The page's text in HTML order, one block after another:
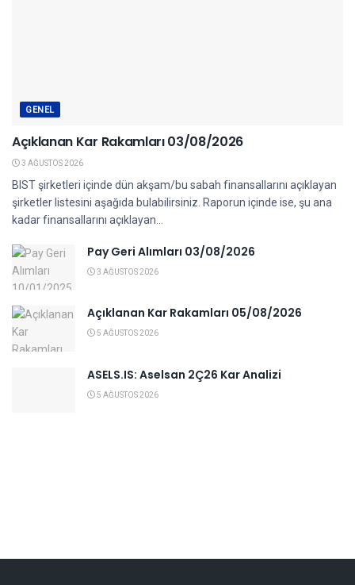
GENEL
Açıklanan Kar Rakamları 03/08/2026
3 AĞUSTOS 2026
BIST şirketleri içinde dün akşam/bu sabah finansallarını açıklayan
şirketler listesini aşağıda bulabilirsiniz. Raporun içinde ise, şu ana
kadar finansallarını açıklayan...
Pay Geri Alımları 03/08/2026
3 AĞUSTOS 2026
Açıklanan Kar Rakamları 05/08/2026
5 AĞUSTOS 2026
ASELS.IS: Aselsan 2Ç26 Kar Analizi
5 AĞUSTOS 2026